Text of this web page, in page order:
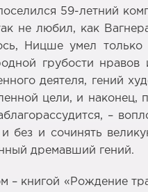
59-летний
не любил, как
Ницше умел только
грубости
деятеля, гений
цели, и
–
без и сочинять
дремавший гений.
книгой «Рождение